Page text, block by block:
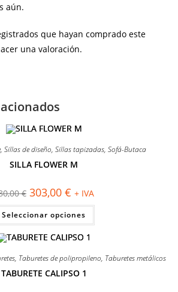
aún.
que hayan comprado este
una valoración.
, Sillas de diseño, Sillas tapizadas, Sofá-Butaca
SILLA FLOWER M
€ El
precio
original
era:
380,00 €.
303,00 € El
precio
actual
es:
303,00 €.
+ IVA
Seleccionar opciones
Este
tiene
opciones
, Taburetes de polipropileno, Taburetes metálicos
TABURETE CALIPSO 1